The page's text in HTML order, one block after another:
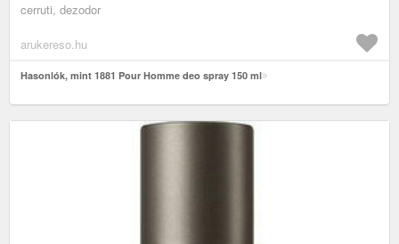
cerruti, dezodor
arukereso.hu
Hasonlók, mint 1881 Pour Homme deo spray 150 ml